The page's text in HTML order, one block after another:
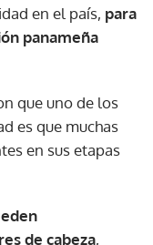
en el país, para
panameña
que uno de los
es que muchas
en sus etapas
de cabeza,